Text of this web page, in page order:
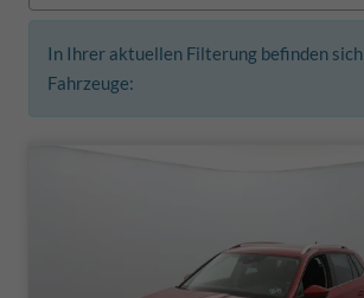
In Ihrer aktuellen Filterung befinden sich
Fahrzeuge: